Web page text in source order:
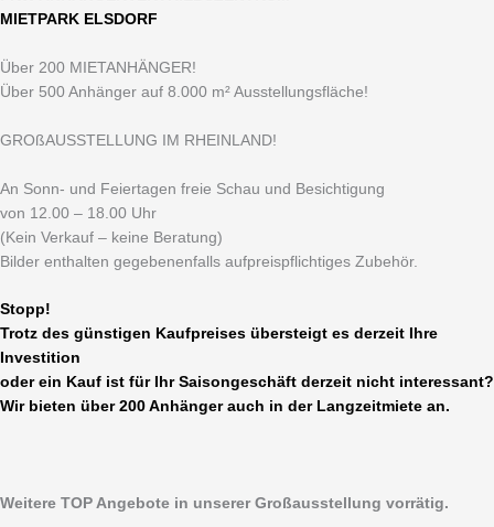
MIETPARK ELSDORF
Über 200 MIETANHÄNGER!
Über 500 Anhänger auf 8.000 m² Ausstellungsfläche!
GROßAUSSTELLUNG IM RHEINLAND!
An Sonn- und Feiertagen freie Schau und Besichtigung
von 12.00 – 18.00 Uhr
(Kein Verkauf – keine Beratung)
Bilder enthalten gegebenenfalls aufpreispflichtiges Zubehör.
Stopp!
Trotz des günstigen Kaufpreises übersteigt es derzeit Ihre
Investition
oder ein Kauf ist für Ihr Saisongeschäft derzeit nicht interessant?
Wir bieten über 200 Anhänger auch in der Langzeitmiete an.
Weitere TOP Angebote in unserer Großausstellung vorrätig.